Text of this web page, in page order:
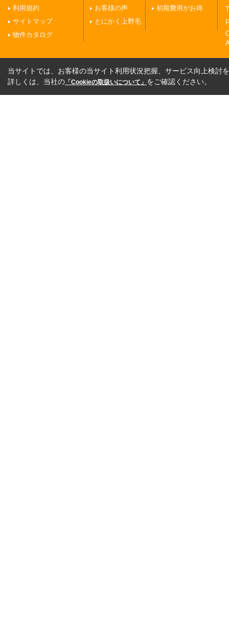
利用規約
サイトマップ
物件カタログ
お客様の声
とにかく上野毛
初期費用がお得
当サイトでは、お客様の当サイト利用状況把握、サービス向上検討
詳しくは、当社の 「Cookieの取扱いについて」 をご確認ください。